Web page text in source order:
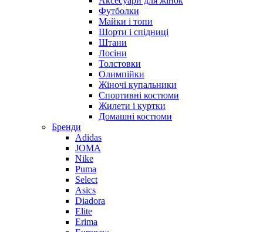
Футболки
Майки і топи
Шорти і спідниці
Штани
Лосіни
Толстовки
Олимпійки
Жіночі купальники
Спортивні костюми
Жилети і куртки
Домашні костюми
Бренди
Adidas
JOMA
Nike
Puma
Select
Asics
Diadora
Elite
Erima